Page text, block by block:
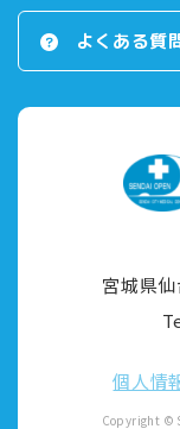
よくある質
宮城県
個⼈情
Copyright ©